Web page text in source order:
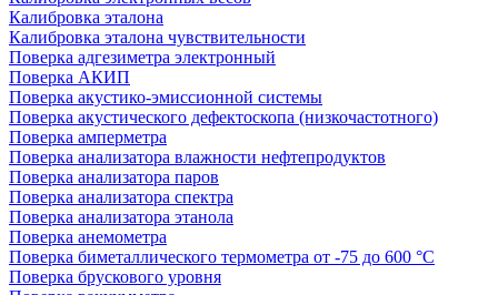
Калибровка эталона
Калибровка эталона чувствительности
Поверка адгезиметра электронный
Поверка АКИП
Поверка акустико-эмиссионной системы
Поверка акустического дефектоскопа (низкочастотного)
Поверка амперметра
Поверка анализатора влажности нефтепродуктов
Поверка анализатора паров
Поверка анализатора спектра
Поверка анализатора этанола
Поверка анемометра
Поверка биметаллического термометра от -75 до 600 °С
Поверка брускового уровня